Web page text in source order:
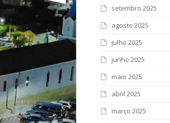
setembro 2025
agosto 2025
julho 2025
junho 2025
maio 2025
abril 2025
março 2025